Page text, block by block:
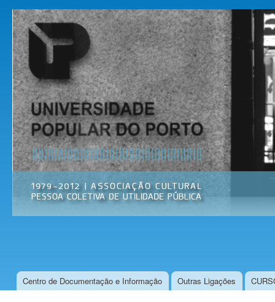
Universidade
Popular do
Porto
Associação
Cultural
Menu principal
Centro de Documentação e Informação Outras Ligações